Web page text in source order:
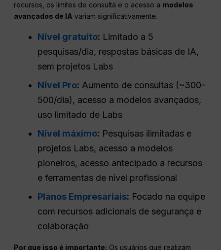
recursos, os limites de consulta e o acesso a modelos
avançados de IA variam significativamente.
Nível gratuito: Limitado a 5
pesquisas/dia, respostas básicas de IA,
sem projetos Labs
Nível Pro: Aumento de consultas (~300-
500/dia), acesso a modelos avançados,
uso limitado de Labs
Nível máximo: Pesquisas ilimitadas e
projetos Labs, acesso a modelos
pioneiros, acesso antecipado a recursos
e ferramentas de nível profissional
Planos Empresariais: Focado na equipe
com recursos adicionais de segurança e
colaboração
Por que isso é importante: Os usuários que realizam